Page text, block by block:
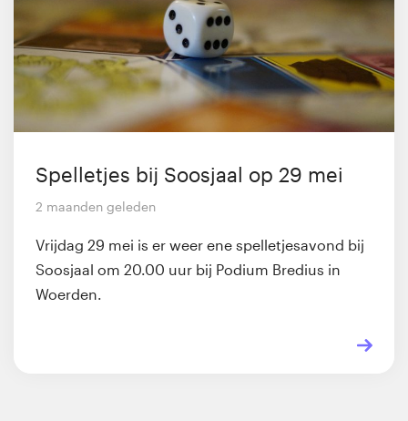
Spelletjes bij Soosjaal op 29 mei
2 maanden geleden
Vrijdag 29 mei is er weer ene spelletjesavond bij
Soosjaal om 20.00 uur bij Podium Bredius in
Woerden.